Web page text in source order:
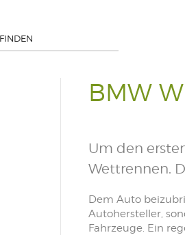
BMW
Um den
Wettrennen.
Dem Auto
Autohersteller,
Fahrzeuge. Ein